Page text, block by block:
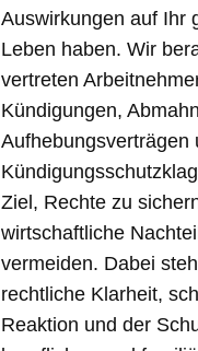
Auswirkungen auf Ihr
Leben haben. Wir
vertreten
Kündigungen,
Aufhebungsverträgen
Ziel, Rechte zu
wirtschaftliche
vermeiden. Dabei
rechtliche Klarheit,
Reaktion und der